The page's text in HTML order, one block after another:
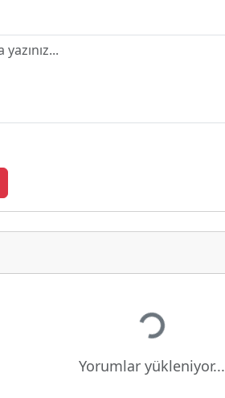
Yükleniyor...
Yorumlar yükleniyor...